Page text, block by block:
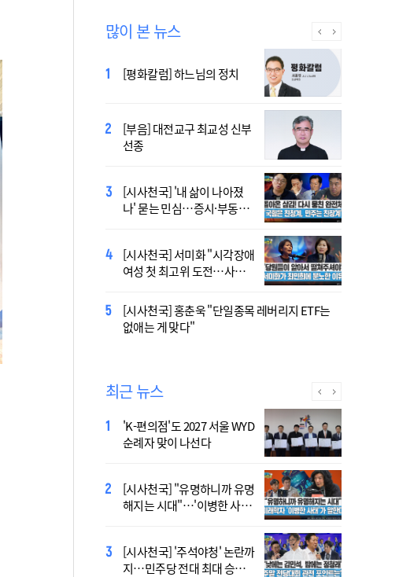
많이 본 뉴스
[평화칼럼] 하느님의 정치
[부음] 대전교구 최교성 신부
선종
[시사천국] '내 삶이 나아졌
나' 묻는 민심…증시·부동산
[시사천국] 서미화 "시각장애
여성 첫 최고위 도전…사회
[시사천국] 홍춘욱 "단일종목 레버리지 ETF는
없애는 게 맞다"
2027 서울 WYD 공식 주제가
오늘 공개…한국인 곡 선정
2027 서울 세계청년대회 주
제가 공개…희망의 선율 울
대전신학교 유학 사제, 중국
최연소 주교 됐다
433곡 뚫은 한국 청년의 노
래…2027 서울 WYD 공식 주
[시사천국] 서범수 '돌려차기'
발언 파장…"사석에서도 안
최근 뉴스
'K-편의점'도 2027 서울 WYD
순례자 맞이 나선다
[시사천국] "유명하니까 유명
해지는 시대"…'이병한 사
[시사천국] '주석야청' 논란까
지…민주당 전대 최대 승부
폭염 '뉴 노멀' 시대..."한 단계
높은 수준의 폭염"
[사제인사] 안동교구, 10일
부
'식중독 발생 9월이 가장 많
아'